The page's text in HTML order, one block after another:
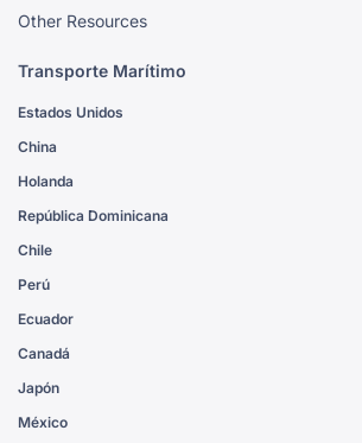
Other Resources
Transporte Marítimo
Estados Unidos
China
Holanda
República Dominicana
Chile
Perú
Ecuador
Canadá
Japón
México